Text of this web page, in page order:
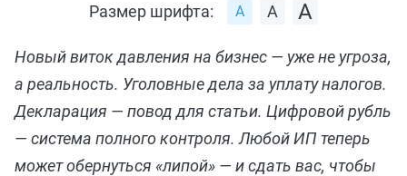
Размер шрифта:
Новый виток давления на бизнес — уже не угроза,
а реальность. Уголовные дела за уплату налогов.
Декларация — повод для статьи. Цифровой рубль
— система полного контроля. Любой ИП теперь
может обернуться «липой» — и сдать вас, чтобы